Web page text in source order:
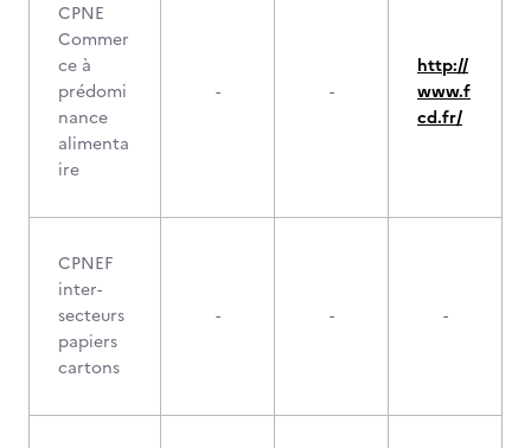
CPNE
Commer
ce à
prédomi
nance
alimenta
ire
- -
http://
www.f
cd.fr/
CPNEF
inter-
secteurs
papiers
cartons
- - -